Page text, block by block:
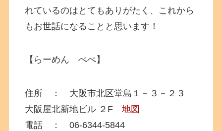
れているのはとてもありがたく、これから
もお世話になることと思います！
【らーめん ぺぺ】
住所 ： 大阪市北区堂島１－３－２３
大阪屋北新地ビル ２F地図
電話 ： 06-6344-5844